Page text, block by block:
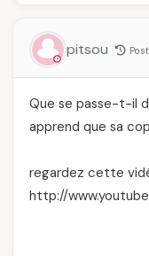
temps
pitsou
Que se passe-t-il
apprend que sa
regardez cette
http://